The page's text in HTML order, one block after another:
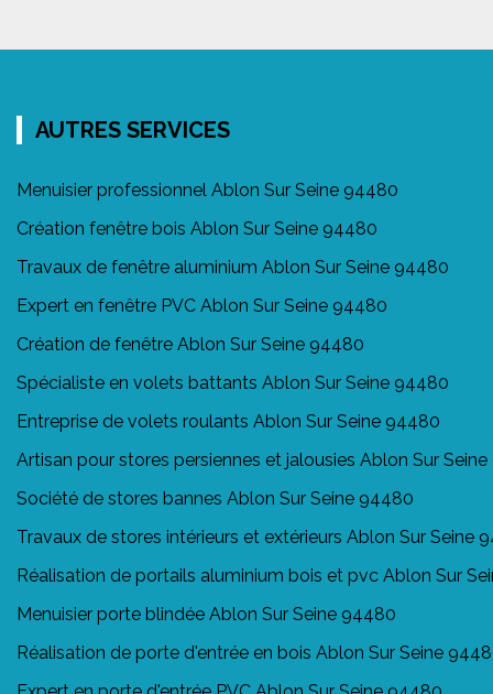
AUTRES SERVICES
Menuisier professionnel Ablon Sur Seine 94480
Création fenêtre bois Ablon Sur Seine 94480
Travaux de fenêtre aluminium Ablon Sur Seine 94480
Expert en fenêtre PVC Ablon Sur Seine 94480
Création de fenêtre Ablon Sur Seine 94480
Spécialiste en volets battants Ablon Sur Seine 94480
Entreprise de volets roulants Ablon Sur Seine 94480
Artisan pour stores persiennes et jalousies Ablon Sur
Société de stores bannes Ablon Sur Seine 94480
Travaux de stores intérieurs et extérieurs Ablon Sur Seine
Réalisation de portails aluminium bois et pvc Ablon Sur
Menuisier porte blindée Ablon Sur Seine 94480
Réalisation de porte d'entrée en bois Ablon Sur Seine